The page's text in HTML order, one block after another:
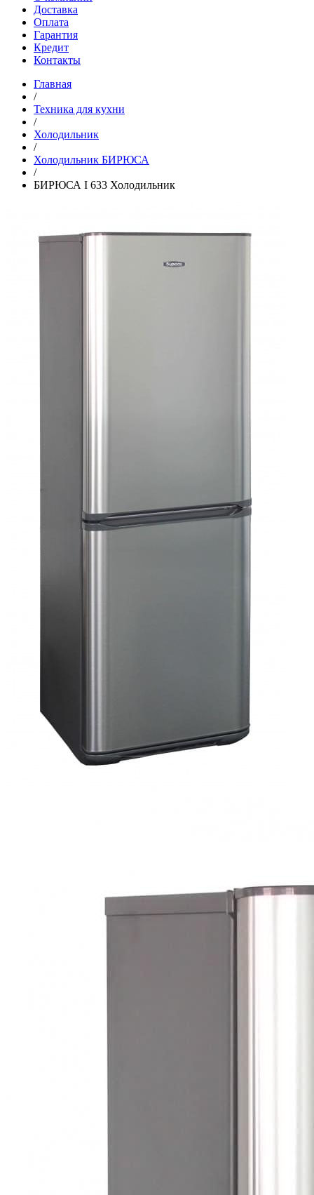
Доставка
Оплата
Гарантия
Кредит
Контакты
Главная
/
Техника для кухни
/
Холодильник
/
Холодильник БИРЮСА
/
БИРЮСА I 633 Холодильник